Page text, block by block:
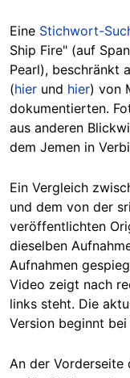
Eine Stichwort-
Ship Fire" (auf
Pearl), beschränkt
(hier und hier) von
dokumentierten.
aus anderen
dem Jemen in
Ein Vergleich
und dem von der
veröffentlichten
dieselben
Aufnahmen
Video zeigt nach
links steht. Die
Version beginnt
An der Vorderseite